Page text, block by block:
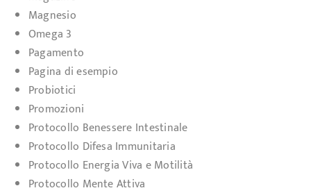
Magnesio
Omega 3
Pagamento
Pagina di esempio
Probiotici
Promozioni
Protocollo Benessere Intestinale
Protocollo Difesa Immunitaria
Protocollo Energia Viva e Motilità
Protocollo Mente Attiva